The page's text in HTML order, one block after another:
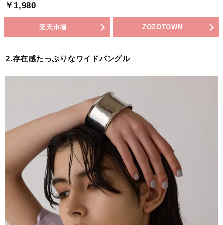
￥1,980
楽天市場 ZOZOTOWN
2.存在感たっぷりなワイドバングル